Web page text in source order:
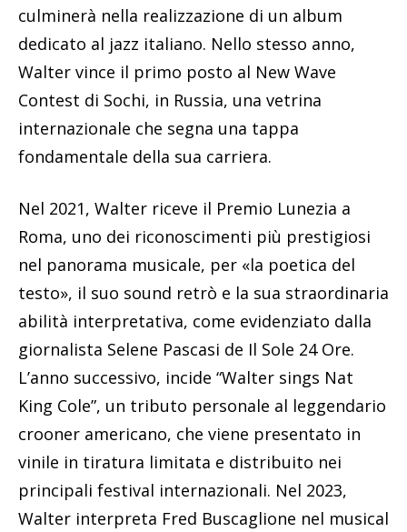
culminerà nella realizzazione di un album
dedicato al jazz italiano. Nello stesso anno,
Walter vince il primo posto al New Wave
Contest di Sochi, in Russia, una vetrina
internazionale che segna una tappa
fondamentale della sua carriera.
Nel 2021, Walter riceve il Premio Lunezia a
Roma, uno dei riconoscimenti più prestigiosi
nel panorama musicale, per «la poetica del
testo», il suo sound retrò e la sua straordinaria
abilità interpretativa, come evidenziato dalla
giornalista Selene Pascasi de Il Sole 24 Ore.
L’anno successivo, incide “Walter sings Nat
King Cole”, un tributo personale al leggendario
crooner americano, che viene presentato in
vinile in tiratura limitata e distribuito nei
principali festival internazionali. Nel 2023,
Walter interpreta Fred Buscaglione nel musical